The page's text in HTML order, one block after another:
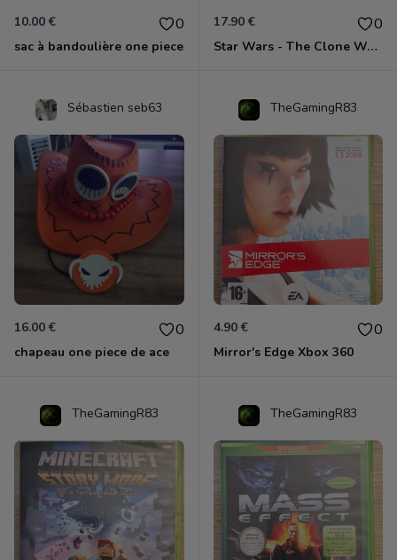
10.00 € 0
sac à bandoulière one piece
17.90 € 0
Star Wars - The Clone Wars - Les Héros De La République Xbox 360
Sébastien seb63
16.00 € 0
chapeau one piece de ace
TheGamingR83
4.90 € 0
Mirror's Edge Xbox 360
TheGamingR83 TheGamingR83